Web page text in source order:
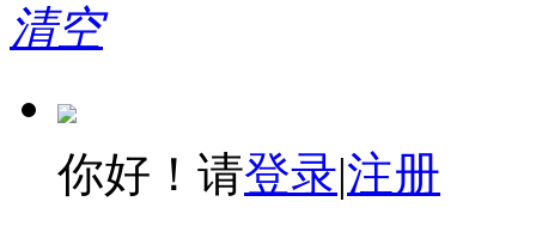
清空
你好！请登录|注册